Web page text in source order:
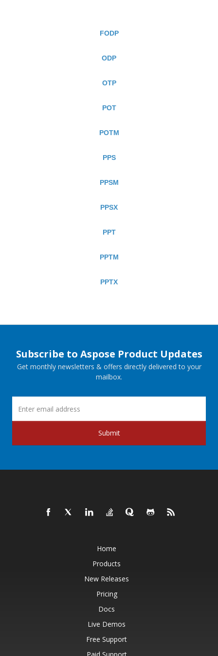
FODP
ODP
OTP
POT
POTM
PPS
PPSM
PPSX
PPT
PPTM
PPTX
Subscribe to Aspose Product Updates
Get monthly newsletters & offers directly delivered to your
mailbox.
Submit
Home
Products
New Releases
Pricing
Docs
Live Demos
Free Support